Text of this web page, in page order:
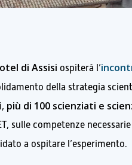
di Assisi ospiterà l’
della strategia
più di 100 scienziati e
sulle competenze
a ospitare l’esperimento.